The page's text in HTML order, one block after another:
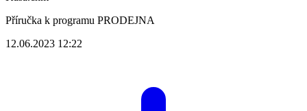
Příručka k programu PRODEJNA
12.06.2023 12:22